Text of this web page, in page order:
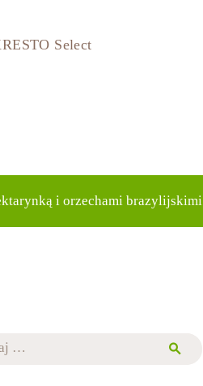
Select
i orzechami brazylijskimi